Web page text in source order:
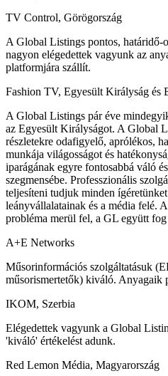
TV Control, Görögország
A Global Listings pontos, határidő-
nagyon elégedettek vagyunk az
platformjára szállít.
Fashion TV, Egyesült Királyság és
A Global Listings pár éve
az Egyesült Királyságot. A Global
részletekre odafigyelő, aprólékos,
munkája világosságot és
iparágának egyre fontosabbá váló
szegmensébe. Professzionális
teljesíteni tudjuk minden
leányvállalatainak és a média felé.
probléma merül fel, a GL együtt
A+E Networks
Műsorinformációs szolgáltatásuk
műsorismertetők) kiváló. Anyagaik
IKOM, Szerbia
Elégedettek vagyunk a Global
'kiváló' értékelést adunk.
Red Lemon Média, Magyarország